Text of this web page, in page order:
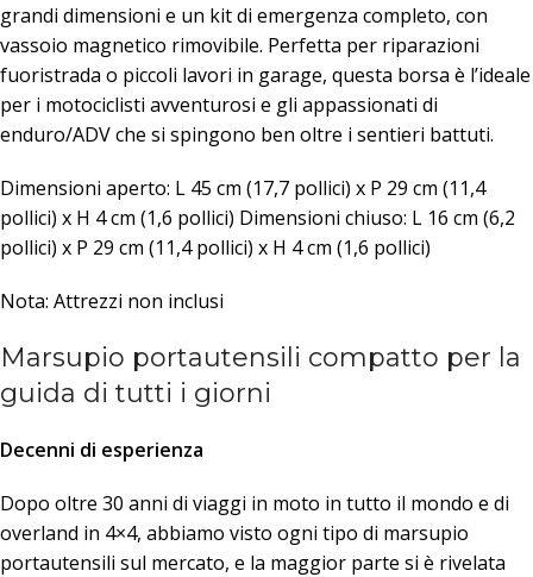
grandi dimensioni e un kit di emergenza completo, con
vassoio magnetico rimovibile. Perfetta per riparazioni
fuoristrada o piccoli lavori in garage, questa borsa è l’ideale
per i motociclisti avventurosi e gli appassionati di
enduro/ADV che si spingono ben oltre i sentieri battuti.
Dimensioni aperto: L 45 cm (17,7 pollici) x P 29 cm (11,4
pollici) x H 4 cm (1,6 pollici) Dimensioni chiuso: L 16 cm (6,2
pollici) x P 29 cm (11,4 pollici) x H 4 cm (1,6 pollici)
Nota: Attrezzi non inclusi
Marsupio portautensili compatto per la
guida di tutti i giorni
Decenni di esperienza
Dopo oltre 30 anni di viaggi in moto in tutto il mondo e di
overland in 4×4, abbiamo visto ogni tipo di marsupio
portautensili sul mercato, e la maggior parte si è rivelata